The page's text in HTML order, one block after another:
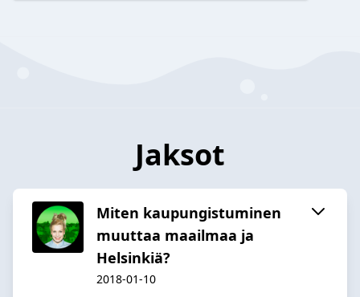
Jaksot
Miten kaupungistuminen
muuttaa maailmaa ja
Helsinkiä?
2018-01-10